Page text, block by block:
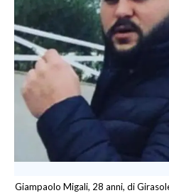
3 MINUTI CON
INSULARITÀ
INFO AZIENDE
ABBONATI
ANNUNCI
NECROLOGI
PUBBLICITÀ
SPIAGGE
Giampaolo Migali, 28 anni, di